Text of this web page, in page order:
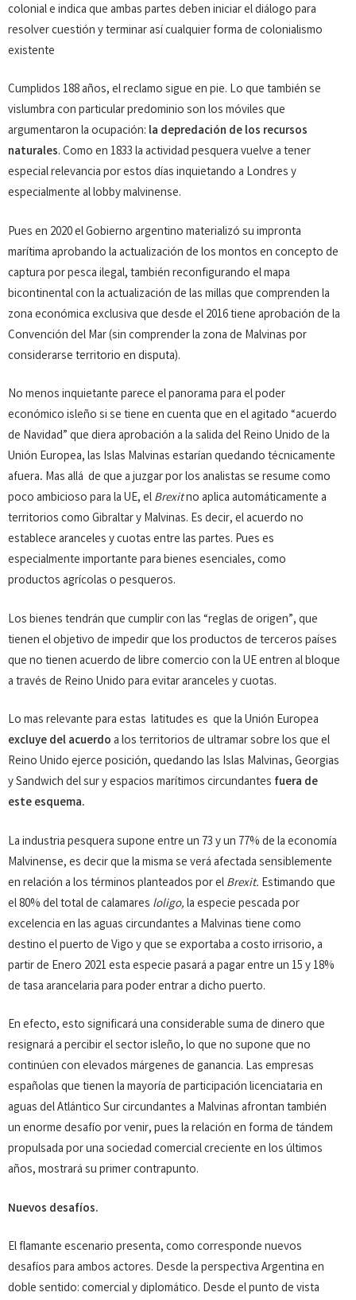
colonial e indica que ambas partes deben iniciar el diálogo para
resolver cuestión y terminar así cualquier forma de colonialismo
existente
Cumplidos 188 años, el reclamo sigue en pie. Lo que también se
vislumbra con particular predominio son los móviles que
argumentaron la ocupación: la depredación de los recursos
naturales. Como en 1833 la actividad pesquera vuelve a tener
especial relevancia por estos días inquietando a Londres y
especialmente al lobby malvinense.
Pues en 2020 el Gobierno argentino materializó su impronta
marítima aprobando la actualización de los montos en concepto de
captura por pesca ilegal, también reconfigurando el mapa
bicontinental con la actualización de las millas que comprenden la
zona económica exclusiva que desde el 2016 tiene aprobación de la
Convención del Mar (sin comprender la zona de Malvinas por
considerarse territorio en disputa).
No menos inquietante parece el panorama para el poder
económico isleño si se tiene en cuenta que en el agitado “acuerdo
de Navidad” que diera aprobación a la salida del Reino Unido de la
Unión Europea, las Islas Malvinas estarían quedando técnicamente
afuera. Mas allá de que a juzgar por los analistas se resume como
poco ambicioso para la UE, elBrexitno aplica automáticamente a
territorios como Gibraltar y Malvinas. Es decir, el acuerdo no
establece aranceles y cuotas entre las partes. Pues es
especialmente importante para bienes esenciales, como
productos agrícolas o pesqueros.
Los bienes tendrán que cumplir con las “reglas de origen”, que
tienen el objetivo de impedir que los productos de terceros países
que no tienen acuerdo de libre comercio con la UE entren al bloque
a través de Reino Unido para evitar aranceles y cuotas.
Lo mas relevante para estas latitudes es que la Unión Europea
excluye del acuerdoa los territorios de ultramar sobre los que el
Reino Unido ejerce posición, quedando las Islas Malvinas, Georgias
y Sandwich del sur y espacios marítimos circundantes fuera de
este esquema.
La industria pesquera supone entre un 73 y un 77% de la economía
Malvinense, es decir que la misma se verá afectada sensiblemente
en relación a los términos planteados por elBrexit. Estimando que
el 80% del total de calamares loligo,la especie pescada por
excelencia en las aguas circundantes a Malvinas tiene como
destino el puerto de Vigo y que se exportaba a costo irrisorio, a
partir de Enero 2021 esta especie pasará a pagar entre un 15 y 18%
de tasa arancelaria para poder entrar a dicho puerto.
En efecto, esto significará una considerable suma de dinero que
resignará a percibir el sector isleño, lo que no supone que no
continúen con elevados márgenes de ganancia. Las empresas
españolas que tienen la mayoría de participación licenciataria en
aguas del Atlántico Sur circundantes a Malvinas afrontan también
un enorme desafío por venir, pues la relación en forma de tándem
propulsada por una sociedad comercial creciente en los últimos
años, mostrará su primer contrapunto.
Nuevos desafíos.
El flamante escenario presenta, como corresponde nuevos
desafíos para ambos actores. Desde la perspectiva Argentina en
doble sentido: comercial y diplomático. Desde el punto de vista